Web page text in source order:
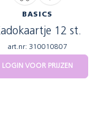
BASICS
12 st.
art.nr: 310010807
LOGIN VOOR PRIJZEN